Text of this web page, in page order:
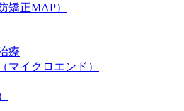
矯正MAP）
療
マイクロエンド）